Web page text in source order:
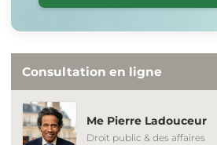
Consultation en ligne
Me Pierre Ladouceur
Droit public & des affaires